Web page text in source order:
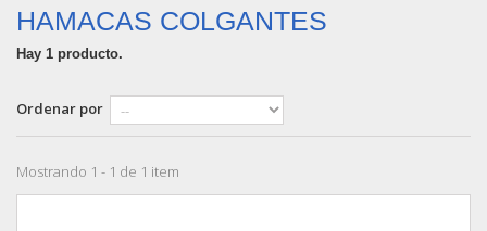
HAMACAS COLGANTES
Hay 1 producto.
Ordenar por
Mostrando 1 - 1 de 1 item